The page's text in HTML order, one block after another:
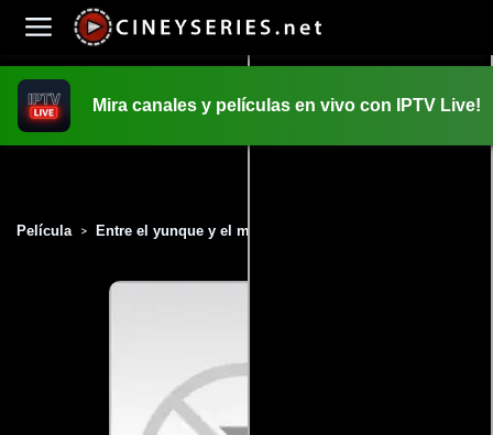
Mira canales y películas en vivo con IPTV Live!
Película > Entre el yunque y el martillo (1994)